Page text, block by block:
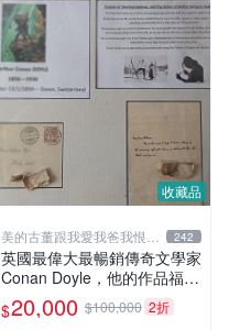
收藏品
美的古董跟我愛我爸我恨壞
人
242
英國最偉大最暢銷傳奇文學家
Conan Doyle，他的作品福爾
摩斯犯罪偵探集在250國暢銷
文學小說、電影
$20,000 $100,000 2折